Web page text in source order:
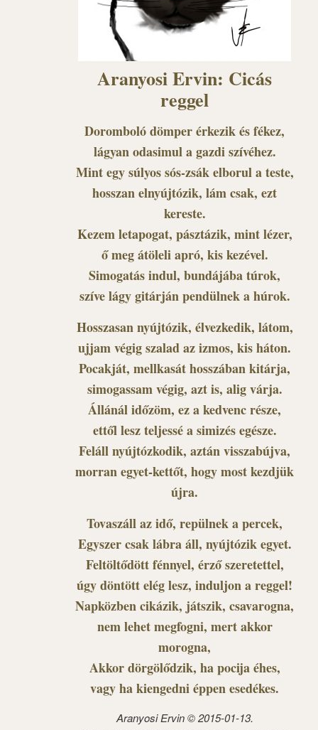
Aranyosi Ervin: Cicás
reggel
Doromboló dömper érkezik és fékez,
lágyan odasimul a gazdi szívéhez.
Mint egy súlyos sós-zsák elborul a teste,
hosszan elnyújtózik, lám csak, ezt
kereste.
Kezem letapogat, pásztázik, mint lézer,
ő meg átöleli apró, kis kezével.
Simogatás indul, bundájába túrok,
szíve lágy gitárján pendülnek a húrok.
Hosszasan nyújtózik, élvezkedik, látom,
ujjam végig szalad az izmos, kis háton.
Pocakját, mellkasát hosszában kitárja,
simogassam végig, azt is, alig várja.
Állánál időzöm, ez a kedvenc része,
ettől lesz teljessé a simizés egésze.
Feláll nyújtózkodik, aztán visszabújva,
morran egyet-kettőt, hogy most kezdjük
újra.
Tovaszáll az idő, repülnek a percek,
Egyszer csak lábra áll, nyújtózik egyet.
Feltöltődött fénnyel, érző szeretettel,
úgy döntött elég lesz, induljon a reggel!
Napközben cikázik, játszik, csavarogna,
nem lehet megfogni, mert akkor
morogna,
Akkor dörgölődzik, ha pocija éhes,
vagy ha kiengedni éppen esedékes.
Aranyosi Ervin © 2015-01-13.